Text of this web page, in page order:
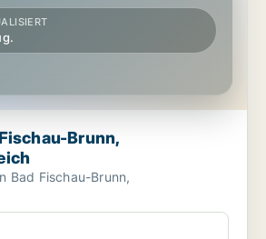
Brunn,
Bad Fischau-Brunn,